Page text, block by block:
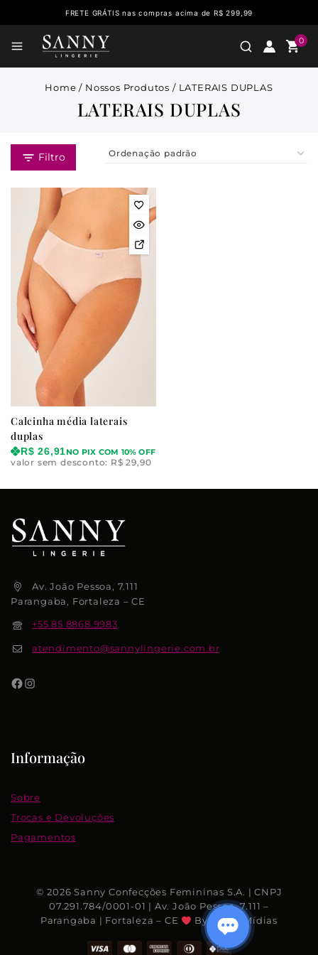
FRETE GRÁTIS nas compras acima de R$ 299,99
0
Home / Nossos Produtos / LATERAIS DUPLAS
LATERAIS DUPLAS
Filtro
Calcinha média laterais
duplas
R$ 26,91NO PIX COM 10% OFF
valor sem desconto: R$ 29,90
Av. João Pessoa, 7.111
Parangaba, Fortaleza – CE
+55 85 8868.9983
atendimento@sannylingerie.com.br
Informação
Sobre
Trocas e Devoluções
Pagamentos
© 2026 Sanny Confecções Femininas S.A. | CNPJ
07.291.784/0001-01 | Av. João Pessoa, 7.111 –
Parangaba | Fortaleza – CE
By Rhino Mídias